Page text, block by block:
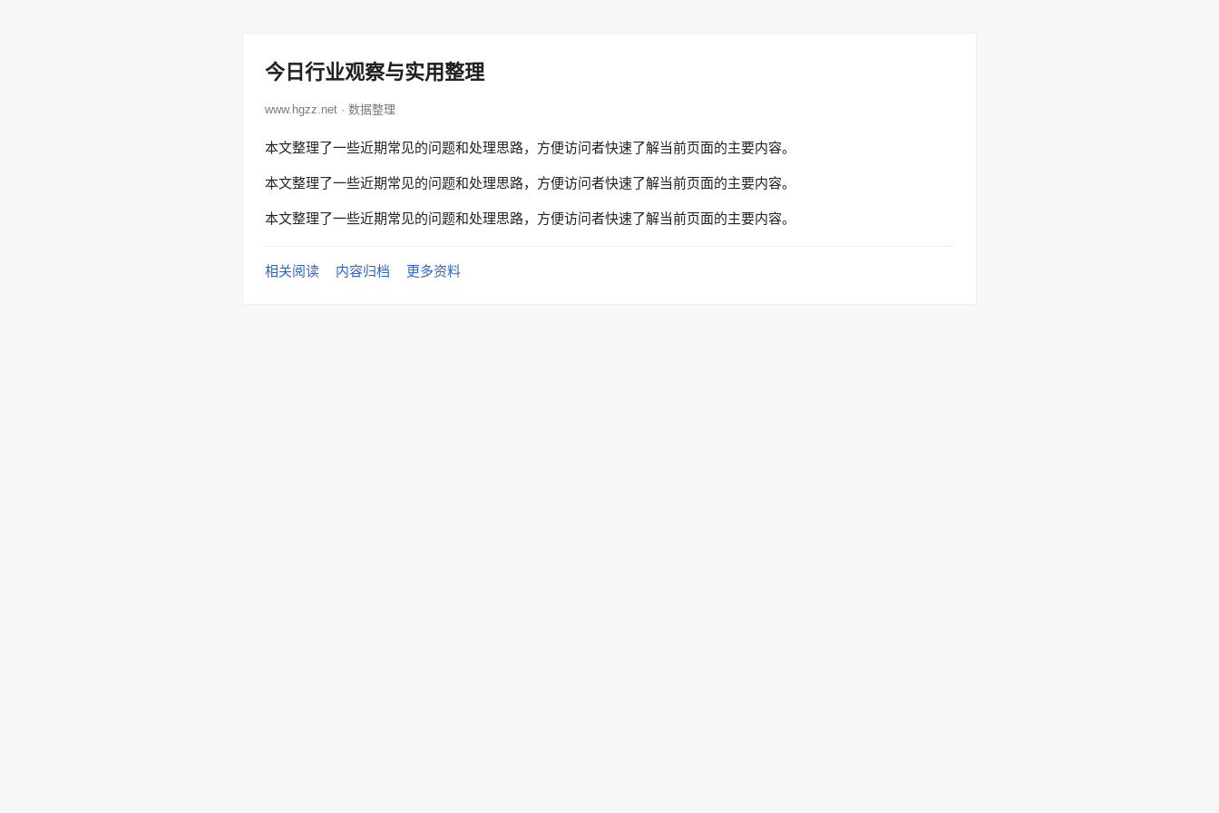
今日行业观察与实用整理
www.hgzz.net · 数据整理
本文整理了一些近期常见的问题和处理思路，方便访问者快速了解当前页面的主要内容。
本文整理了一些近期常见的问题和处理思路，方便访问者快速了解当前页面的主要内容。
本文整理了一些近期常见的问题和处理思路，方便访问者快速了解当前页面的主要内容。
相关阅读 内容归档 更多资料